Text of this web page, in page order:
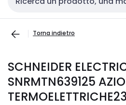
Cerca input
Torna indietro
SCHNEIDER
SNRMTN639125